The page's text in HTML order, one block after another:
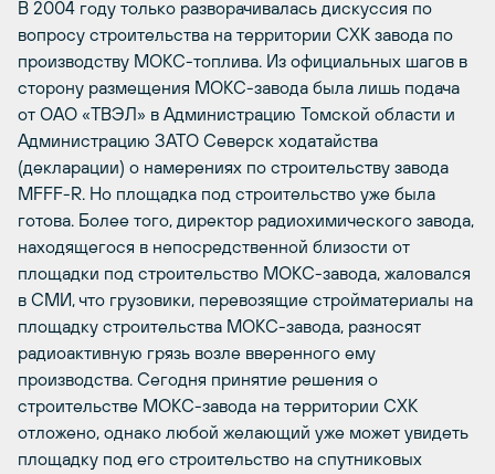
В 2004 году только разворачивалась дискуссия по
вопросу строительства на территории СХК завода по
производству МОКС-топлива. Из официальных шагов в
сторону размещения МОКС-завода была лишь подача
от ОАО «ТВЭЛ» в Администрацию Томской области и
Администрацию ЗАТО Северск ходатайства
(декларации) о намерениях по строительству завода
MFFF-R. Но площадка под строительство уже была
готова. Более того, директор радиохимического завода,
находящегося в непосредственной близости от
площадки под строительство МОКС-завода, жаловался
в СМИ, что грузовики, перевозящие стройматериалы на
площадку строительства МОКС-завода, разносят
радиоактивную грязь возле вверенного ему
производства. Сегодня принятие решения о
строительстве МОКС-завода на территории СХК
отложено, однако любой желающий уже может увидеть
площадку под его строительство на спутниковых